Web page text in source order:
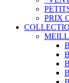
PRIX